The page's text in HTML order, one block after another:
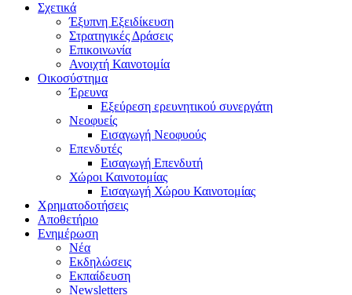
Σχετικά
Έξυπνη Εξειδίκευση
Στρατηγικές Δράσεις
Επικοινωνία
Ανοιχτή Καινοτομία
Οικοσύστημα
Έρευνα
Εξεύρεση ερευνητικού συνεργάτη
Νεοφυείς
Εισαγωγή Νεοφυούς
Επενδυτές
Εισαγωγή Επενδυτή
Χώροι Καινοτομίας
Εισαγωγή Χώρου Καινοτομίας
Χρηματοδοτήσεις
Αποθετήριο
Ενημέρωση
Νέα
Εκδηλώσεις
Εκπαίδευση
Newsletters